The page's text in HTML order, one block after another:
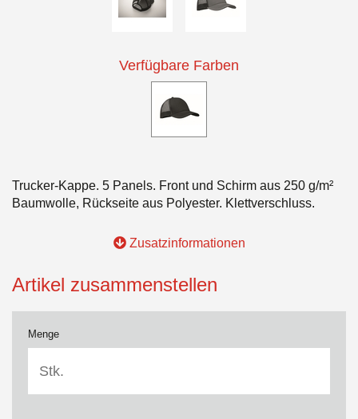
Verfügbare Farben
Trucker-Kappe. 5 Panels. Front und Schirm aus 250 g/m²
Baumwolle, Rückseite aus Polyester. Klettverschluss.
Zusatzinformationen
Artikel zusammenstellen
Menge